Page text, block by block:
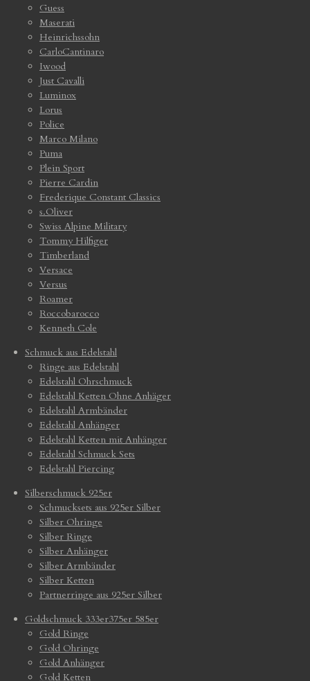
Guess
Maserati
Heinrichssohn
CarloCantinaro
Iwood
Just Cavalli
Luminox
Lorus
Police
Marco Milano
Puma
Plein Sport
Pierre Cardin
Frederique Constant Classics
s.Oliver
Swiss Alpine Military
Tommy Hilfiger
Timberland
Versace
Versus
Roamer
Roccobarocco
Kenneth Cole
Schmuck aus Edelstahl
Ringe aus Edelstahl
Edelstahl Ohrschmuck
Edelstahl Ketten Ohne Anhäger
Edelstahl Armbänder
Edelstahl Anhänger
Edelstahl Ketten mit Anhänger
Edelstahl Schmuck Sets
Edelstahl Piercing
Silberschmuck 925er
Schmucksets aus 925er Silber
Silber Ohringe
Silber Ringe
Silber Anhänger
Silber Armbänder
Silber Ketten
Partnerringe aus 925er Silber
Goldschmuck 333er375er 585er
Gold Ringe
Gold Ohringe
Gold Anhänger
Gold Ketten